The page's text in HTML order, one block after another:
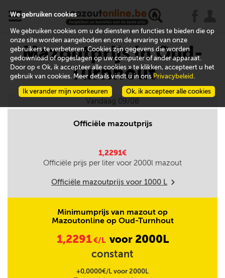
x
Mazoutprijs in Oud-
Turnhout
Vandaag 09/08
Officiële mazoutprijs
1,2291€
Officiële prijs per liter voor 2000l mazout
Officiële mazoutprijs voor 1000 L m
Minimumprijs van mazout op
Mazoutonline op Oud-Turnhout
1,2291€/L voor 2000L
constant
+0,0000€/L voor 2000L
We gebruiken cookies
We gebruiken cookies om u de diensten en functies te bieden die op
onze site worden aangeboden en om de ervaring van onze
gebruikers te verbeteren. Cookies zijn gegevens die worden
gedownload of opgeslagen op uw computer of ander apparaat.
Door op « Ok, ik accepteer alle cookies » te klikken, accepteert u het
gebruik van cookies. Meer details vindt u in ons Privacybeleid .
Ok, ik accepteer alle cookies
Ik verander mijn voorkeuren